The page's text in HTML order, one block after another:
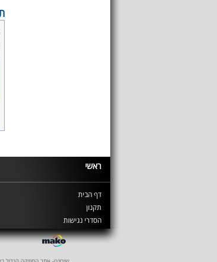
ראשי
דף הבית
תקנון
הסדרי נגישות